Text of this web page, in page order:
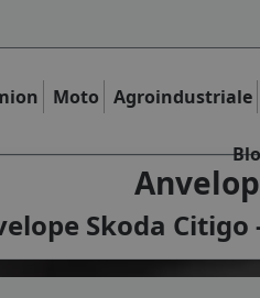
Moto Agroindustriale
Skoda Citigo